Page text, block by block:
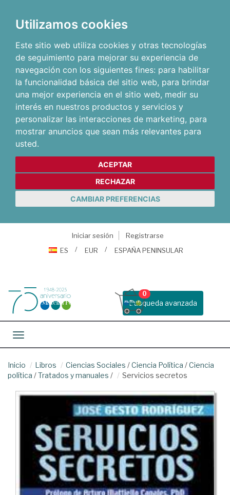
Utilizamos cookies
Este sitio web utiliza cookies y otras tecnologías
de seguimiento para mejorar su experiencia de
navegación con los siguientes fines: para habilitar
la funcionalidad básica del sitio web, para brindar
una mejor experiencia en el sitio web, medir su
interés en nuestros productos y servicios y
personalizar las interacciones de marketing, para
mostrar anuncios que sean más relevantes para
usted.
ACEPTAR
RECHAZAR
CAMBIAR PREFERENCIAS
Iniciar sesión
Registrarse
ES
EUR ESPAÑA PENINSULAR
Busqueda avanzada
0
Toggle navigation
Inicio Libros Ciencias Sociales /Ciencia Política /Ciencia
política /Tratados y manuales / Servicios secretos